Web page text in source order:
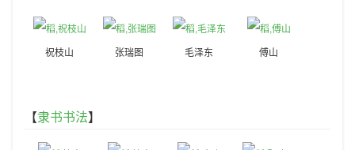
祝枝山 张瑞图 毛泽东 傅山
【隶书书法】